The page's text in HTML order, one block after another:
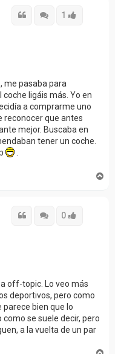
Citar 1
Citar
me pasaba para
ligáis más. Yo en
a comprarme uno
reconocer que antes
mejor. Buscaba en
tener un coche.
Citar 0
Citar
off-topic. Lo veo más
deportivos, pero como
bien que lo
como se suele decir, pero
a la vuelta de un par